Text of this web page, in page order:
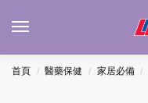
首頁 / 醫藥保健 / 家居必備 /